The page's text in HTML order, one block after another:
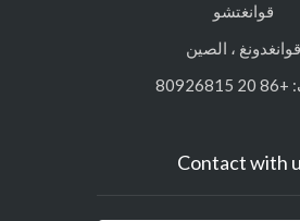
، الصين